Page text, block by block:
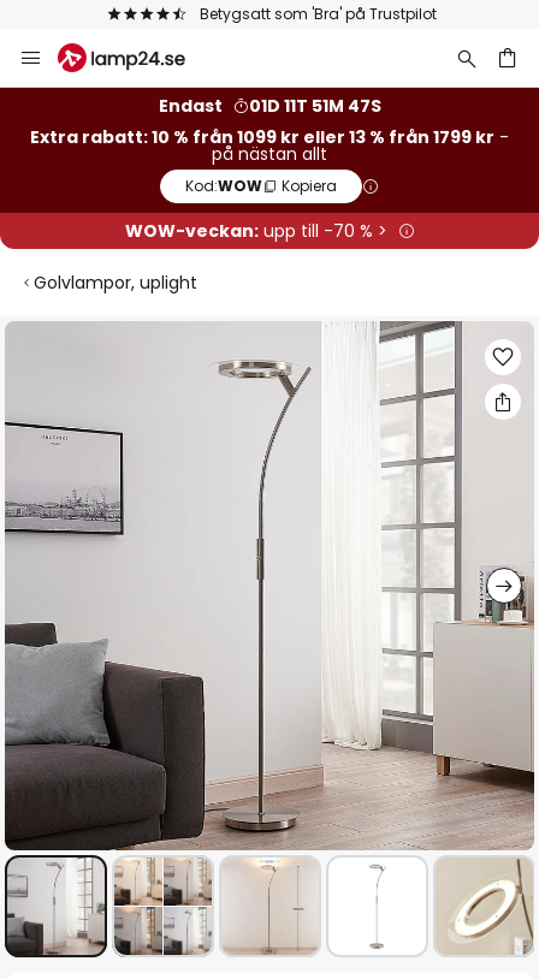
Betygsatt som 'Bra' på Trustpilot
Hoppa
till
Endast
01D 11T 51M 46S
Extra rabatt: 10 % från 1099 kr eller 13 % från 1799 kr -
på nästan allt
Kod:WOW Kopiera
WOW-veckan:upp till -70 % >
Golvlampor, uplight
Hoppa
av